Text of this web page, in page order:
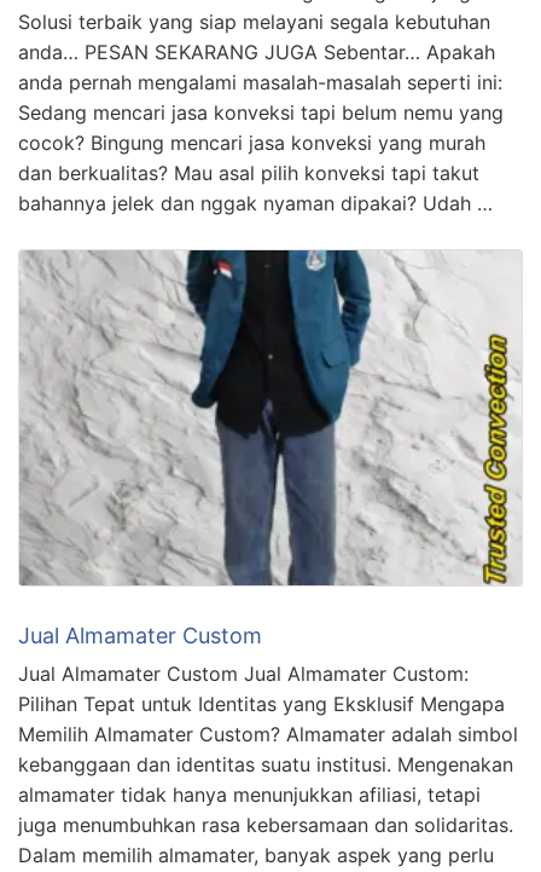
Solusi terbaik yang siap melayani segala kebutuhan
anda… PESAN SEKARANG JUGA Sebentar… Apakah
anda pernah mengalami masalah-masalah seperti ini:
Sedang mencari jasa konveksi tapi belum nemu yang
cocok? Bingung mencari jasa konveksi yang murah
dan berkualitas? Mau asal pilih konveksi tapi takut
bahannya jelek dan nggak nyaman dipakai? Udah …
Jual Almamater Custom
Jual Almamater Custom Jual Almamater Custom:
Pilihan Tepat untuk Identitas yang Eksklusif Mengapa
Memilih Almamater Custom? Almamater adalah simbol
kebanggaan dan identitas suatu institusi. Mengenakan
almamater tidak hanya menunjukkan afiliasi, tetapi
juga menumbuhkan rasa kebersamaan dan solidaritas.
Dalam memilih almamater, banyak aspek yang perlu